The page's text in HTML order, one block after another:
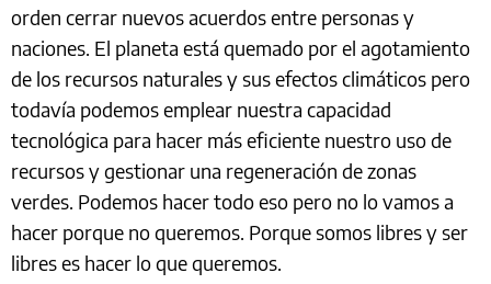
orden cerrar nuevos acuerdos entre personas y
naciones. El planeta está quemado por el agotamiento
de los recursos naturales y sus efectos climáticos pero
todavía podemos emplear nuestra capacidad
tecnológica para hacer más eficiente nuestro uso de
recursos y gestionar una regeneración de zonas
verdes. Podemos hacer todo eso pero no lo vamos a
hacer porque no queremos. Porque somos libres y ser
libres es hacer lo que queremos.